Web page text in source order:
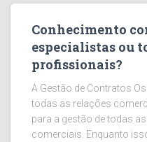
Conhecimento
especialistas ou
profissionais?
A Gestão de Contratos
todas as relações
para a gestão de todas
comerciais. Enquanto